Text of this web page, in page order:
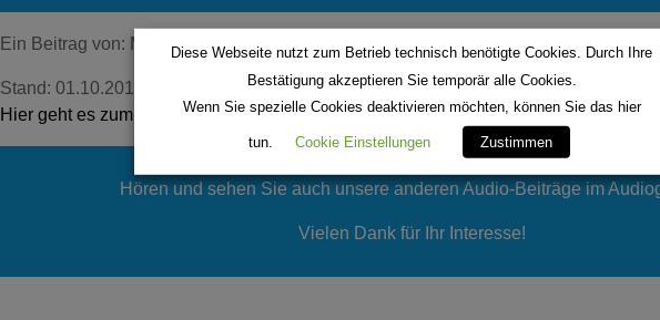
Ein Beitrag von: Montessori-Fachoberschule Wertingen
Stand: 01.10.2012 | aus dem Archiv des BR (Bayerischer Rundfunk)
Hier geht es zum Original-Artikel des BR (klick).
Hören und sehen Sie auch unsere anderen Audio-Beiträge im
Vielen Dank für Ihr Interesse!
Diese Webseite nutzt zum Betrieb technisch benötigte Cookies. Durch Ihre
Bestätigung akzeptieren Sie temporär alle Cookies.
Wenn Sie spezielle Cookies deaktivieren möchten, können Sie das hier
tun. Cookie Einstellungen Zustimmen